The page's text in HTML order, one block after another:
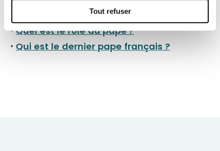
Tout refuser
Qui est Léon XIV ?
Quel est le rôle du pape ?
Qui est le dernier pape français ?